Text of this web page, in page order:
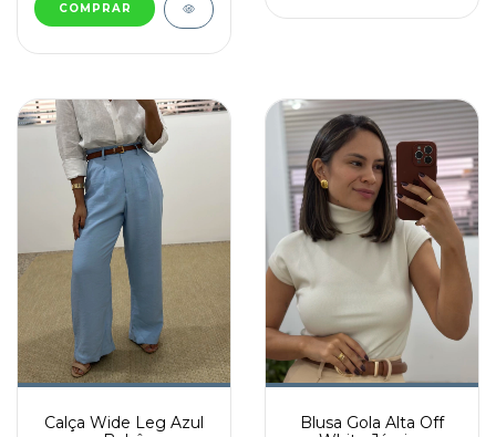
COMPRAR
Calça Wide Leg Azul
Blusa Gola Alta Off